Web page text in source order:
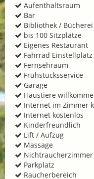
Aufenthaltsraum
Bar
Bibliothek / Bücherei
bis 100 Sitzplätze
Eigenes Restaurant
Fahrrad Einstellplatz
Fernsehraum
Frühstücksservice
Garage
Haustiere
Internet im Zimmer
Internet kostenlos
Kinderfreundlich
Lift / Aufzug
Massage
Nichtraucherzimmer
Parkplatz
Raucherbereich